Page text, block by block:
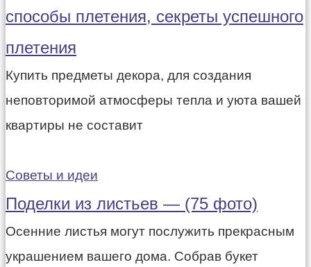
способы плетения, секреты успешного
плетения
Купить предметы декора, для создания
неповторимой атмосферы тепла и уюта вашей
квартиры не составит
Советы и идеи
Поделки из листьев — (75 фото)
Осенние листья могут послужить прекрасным
украшением вашего дома. Собрав букет